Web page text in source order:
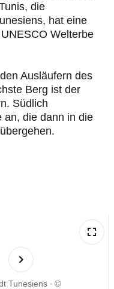
die
hat eine
Welterbe
Ausläufern des
Berg ist der
Südlich
an, die dann in die
Tunesiens
©